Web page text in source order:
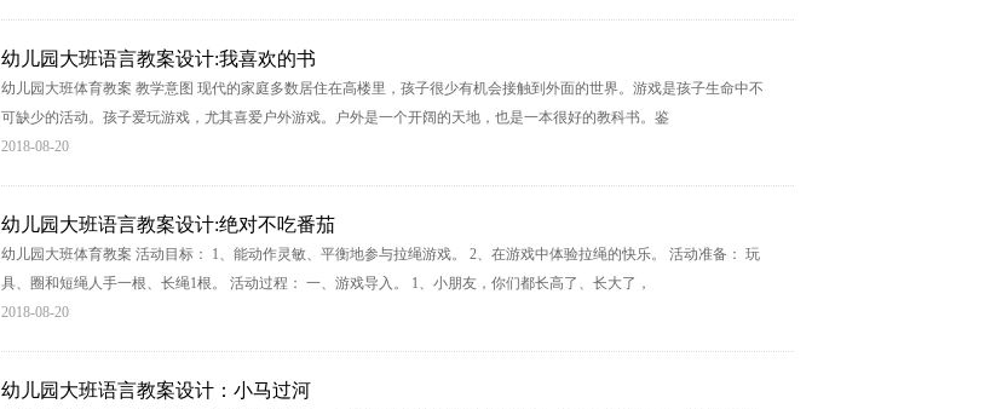
幼儿园大班语言教案设计:我喜欢的书
幼儿园大班体育教案 教学意图 现代的家庭多数居住在高楼里，孩子很少有机会接触到外面的世界。游戏是孩子生命中不
可缺少的活动。孩子爱玩游戏，尤其喜爱户外游戏。户外是一个开阔的天地，也是一本很好的教科书。鉴
2018-08-20
幼儿园大班语言教案设计:绝对不吃番茄
幼儿园大班体育教案 活动目标： 1、能动作灵敏、平衡地参与拉绳游戏。 2、在游戏中体验拉绳的快乐。 活动准备： 玩
具、圈和短绳人手一根、长绳1根。 活动过程： 一、游戏导入。 1、小朋友，你们都长高了、长大了，
2018-08-20
幼儿园大班语言教案设计：小马过河